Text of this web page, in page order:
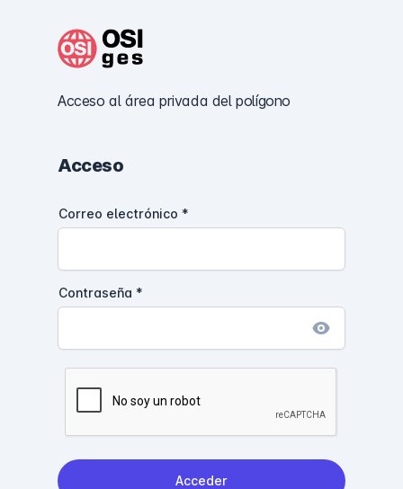
Acceso al área privada del polígono
Acceso
Correo electrónico *
Contraseña *
Acceder